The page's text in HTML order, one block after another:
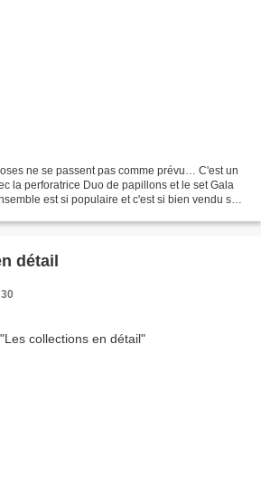
ne se passent pas comme prévu… C'est un
la perforatrice Duo de papillons et le set Gala
est si populaire et c'est si bien vendu sur
détail